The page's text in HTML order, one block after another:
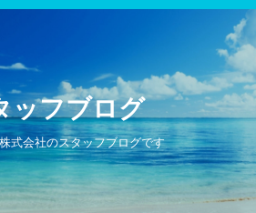
ッフブログ
式会社のスタッフブログです